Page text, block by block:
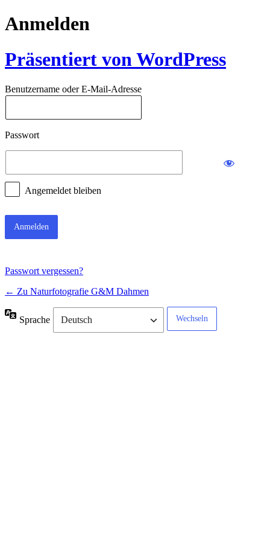
Anmelden
Präsentiert von WordPress
Benutzername oder E-Mail-Adresse
Passwort
Angemeldet bleiben
Passwort vergessen?
← Zu Naturfotografie G&M Dahmen
Sprache